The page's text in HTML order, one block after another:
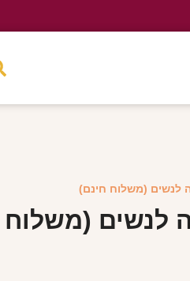
לנשים (משלוח חינם)
לנשים (משלוח